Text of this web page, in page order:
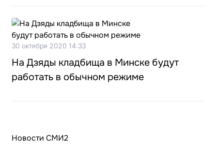
30 октября 2020 14:33
На Дзяды кладбища в Минске будут
работать в обычном режиме
Новости СМИ2